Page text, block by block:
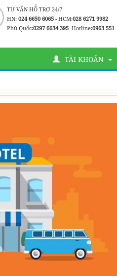
TƯ VẤN HỖ TRỢ 24/7
HN: 024 6650 6065- HCM:028 6271 9982
Phú Quốc:0297 6634 395 -Hotline:0963 551
TÀI KHOẢN